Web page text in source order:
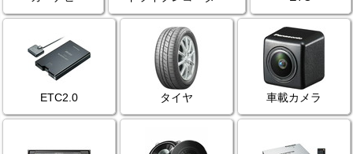
ETC2.0 タイヤ 車載カメラ